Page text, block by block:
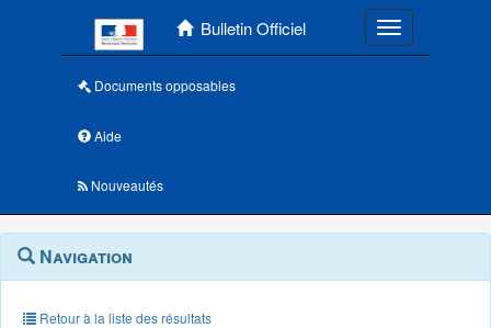
Bulletin Officiel Toggle
Documents opposables
Aide
Nouveautés
Navigation
outils
annexes
Menu
contextuel
Navigation
Retour à la liste des résultats